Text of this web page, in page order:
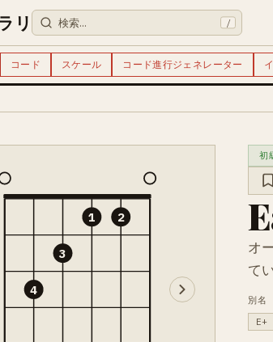
リ /
コード スケール コード進行ジェネレーター
4
3
1 2
初
オ
て
別名
E+